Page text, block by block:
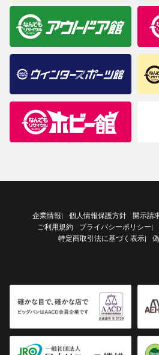
企業情報| 個人情報保護方針 開示請
ご利用規約 プライバシーポリシー|
特定商取引法に基づく表示|